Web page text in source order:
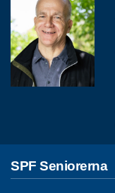
SPF Seniorerna